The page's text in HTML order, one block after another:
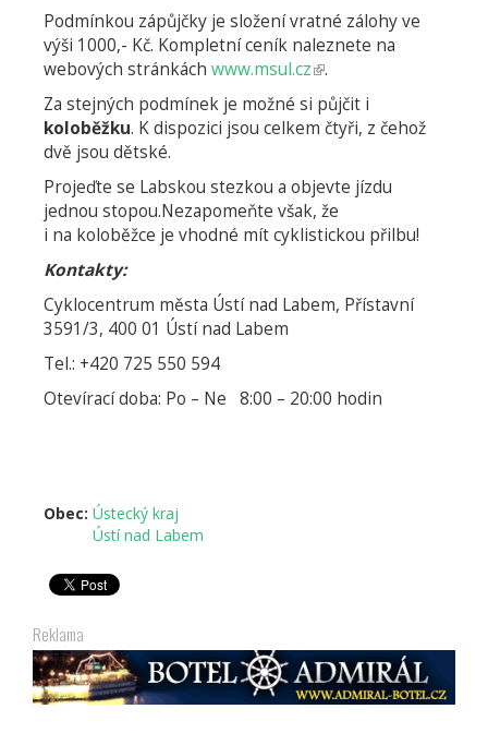
Podmínkou zápůjčky je složení vratné zálohy ve
výši 1000,- Kč. Kompletní ceník naleznete na
webových stránkách www.msul.cz(odkaz
externí)
.
Za stejných podmínek je možné si půjčit i
koloběžku. K dispozici jsou celkem čtyři, z čehož
dvě jsou dětské.
Projeďte se Labskou stezkou a objevte jízdu
jednou stopou.Nezapomeňte však, že
i na koloběžce je vhodné mít cyklistickou přilbu!
Kontakty:
Cyklocentrum města Ústí nad Labem, Přístavní
3591/3, 400 01 Ústí nad Labem
Tel.: +420 725 550 594
Otevírací doba: Po – Ne 8:00 – 20:00 hodin
Obec: Ústecký kraj
Ústí nad Labem
Reklama